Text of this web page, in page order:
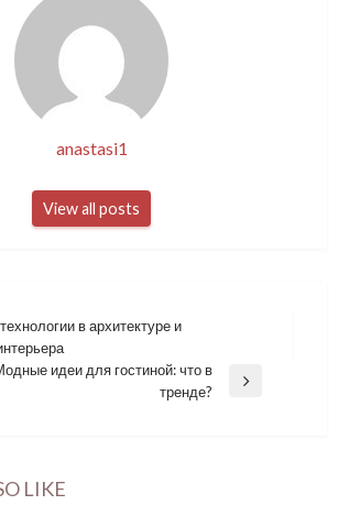
anastasi1
View all posts
в архитектуре и
идеи для гостиной: что в
тренде?
LIKE